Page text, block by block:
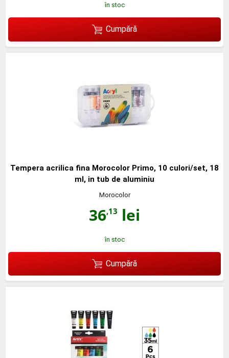
în stoc
Cumpără
Tempera acrilica fina Morocolor Primo, 10 culori/set, 18
ml, in tub de aluminiu
Morocolor
36,13 lei
în stoc
Cumpără